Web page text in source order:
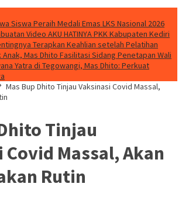
Siswa Peraih Medali Emas LKS Nasional 2026
Video AKU HATINYA PKK Kabupaten Kediri
Terapkan Keahlian setelah Pelatihan
Mas Dhito Fasilitasi Sidang Penetapan Wali
Yatra di Tegowangi, Mas Dhito: Perkuat
Mas Bup Dhito Tinjau Vaksinasi Covid Massal,
Tinjau
Massal, Akan
Rutin